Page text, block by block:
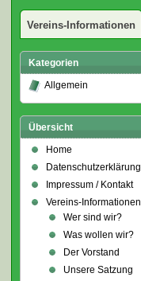
Vereins-Informationen
Kategorien
Allgemein
Übersicht
Home
Datenschutzerklärung
Impressum / Kontakt
Vereins-Informationen
Wer sind wir?
Was wollen wir?
Der Vorstand
Unsere Satzung